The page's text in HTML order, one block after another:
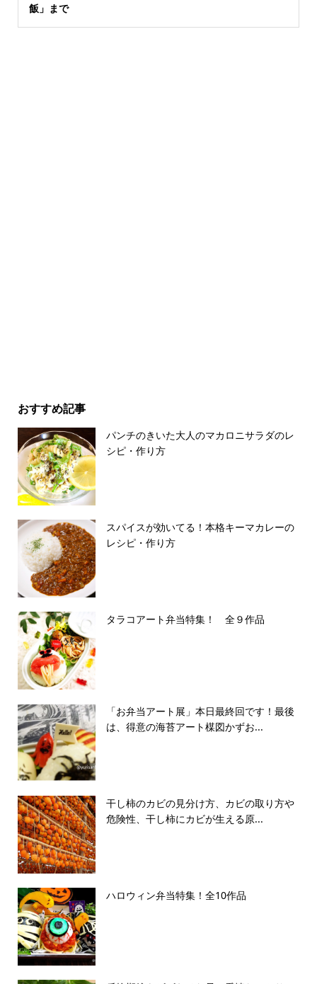
飯」まで
おすすめ記事
パンチのきいた大人のマカロニサラダのレ
シピ・作り方
スパイスが効いてる！本格キーマカレーの
レシピ・作り方
タラコアート弁当特集！ 全９作品
「お弁当アート展」本日最終回です！最後
は、得意の海苔アート楳図かずお...
干し柿のカビの見分け方、カビの取り方や
危険性、干し柿にカビが生える原...
ハロウィン弁当特集！全10作品